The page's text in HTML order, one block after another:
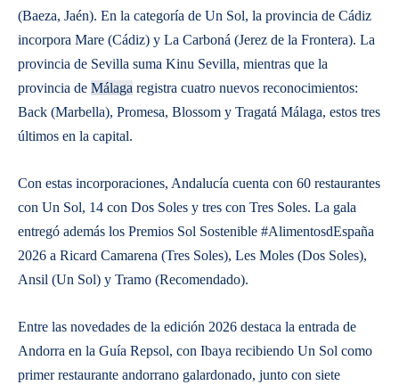
(Baeza, Jaén). En la categoría de Un Sol, la provincia de Cádiz
incorpora Mare (Cádiz) y La Carboná (Jerez de la Frontera). La
provincia de Sevilla suma Kinu Sevilla, mientras que la
provincia de Málaga registra cuatro nuevos reconocimientos:
Back (Marbella), Promesa, Blossom y Tragatá Málaga, estos tres
últimos en la capital.
Con estas incorporaciones, Andalucía cuenta con 60 restaurantes
con Un Sol, 14 con Dos Soles y tres con Tres Soles. La gala
entregó además los Premios Sol Sostenible #AlimentosdEspaña
2026 a Ricard Camarena (Tres Soles), Les Moles (Dos Soles),
Ansil (Un Sol) y Tramo (Recomendado).
Entre las novedades de la edición 2026 destaca la entrada de
Andorra en la Guía Repsol, con Ibaya recibiendo Un Sol como
primer restaurante andorrano galardonado, junto con siete